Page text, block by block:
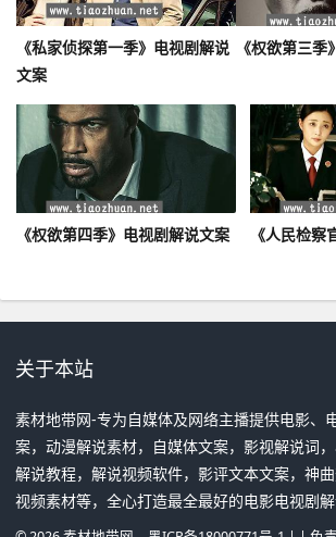
《私家侦探第一季》电视剧解说
文案
《权欲第三
《权欲第四季》电视剧解说文案 《人民检察
关于本站
素材地带网-专为自媒体及网络主播提供电影、
案，动漫解说素材，自媒体文案，影视解说词，
解说教程，解说视频软件，影评文本文案，神
视频素材等，全心打造最全最好的电影电视剧解